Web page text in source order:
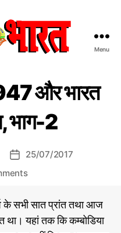
Menu
और भारत
भाग-2
P
d
a
25/07/2017
o
1
5
अ
के सभी सात प्रांत तथा आज
था। यहां तक कि कम्बोडिया